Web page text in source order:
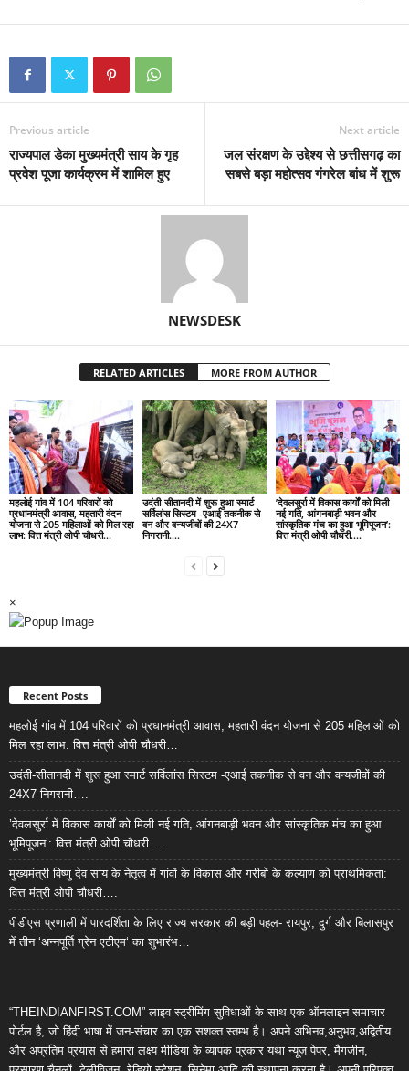
Previous article
राज्यपाल डेका मुख्यमंत्री साय के गृह
प्रवेश पूजा कार्यक्रम में शामिल हुए
Next article
जल संरक्षण के उद्देश्य से छत्तीसगढ़ का
सबसे बड़ा महोत्सव गंगरेल बांध में शुरू
NEWSDESK
RELATED ARTICLES MORE FROM AUTHOR
महलोई गांव में 104 परिवारों को
प्रधानमंत्री आवास, महतारी वंदन
योजना से 205 महिलाओं को मिल रहा
लाभ: वित्त मंत्री ओपी चौधरी…
उदंती-सीतानदी में शुरू हुआ स्मार्ट
सर्विलांस सिस्टम -एआई तकनीक से
वन और वन्यजीवों की 24X7
निगरानी….
’देवलसुर्रा में विकास कार्यों को मिली
नई गति, आंगनबाड़ी भवन और
सांस्कृतिक मंच का हुआ भूमिपूजन’:
वित्त मंत्री ओपी चौधरी….
×
Recent Posts
महलोई गांव में 104 परिवारों को प्रधानमंत्री आवास, महतारी वंदन योजना से 205 महिलाओं को
मिल रहा लाभ: वित्त मंत्री ओपी चौधरी…
उदंती-सीतानदी में शुरू हुआ स्मार्ट सर्विलांस सिस्टम -एआई तकनीक से वन और वन्यजीवों की
24X7 निगरानी….
’देवलसुर्रा में विकास कार्यों को मिली नई गति, आंगनबाड़ी भवन और सांस्कृतिक मंच का हुआ
भूमिपूजन’: वित्त मंत्री ओपी चौधरी….
मुख्यमंत्री विष्णु देव साय के नेतृत्व में गांवों के विकास और गरीबों के कल्याण को प्राथमिकता:
वित्त मंत्री ओपी चौधरी….
पीडीएस प्रणाली में पारदर्शिता के लिए राज्य सरकार की बड़ी पहल- रायपुर, दुर्ग और बिलासपुर
में तीन ‘अन्नपूर्ति ग्रेन एटीएम‘ का शुभारंभ…
“THEINDIANFIRST.COM” लाइव स्ट्रीमिंग सुविधाओं के साथ एक ऑनलाइन समाचार
पोर्टल है, जो हिंदी भाषा में जन-संचार का एक सशक्त स्तम्भ है। अपने अभिनव,अनुभव,अद्वितीय
और अप्रतिम प्रयास से हमारा लक्ष्य मीडिया के व्यापक प्रकार यथा न्यूज़ पेपर, मैगजीन,